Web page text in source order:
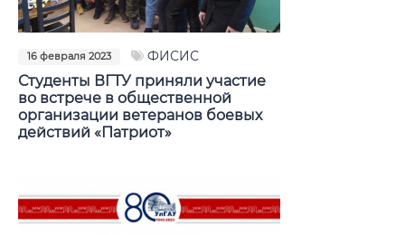
16 февраля 2023 ФИСИС
Студенты ВГТУ приняли участие
во встрече в общественной
организации ветеранов боевых
действий «Патриот»